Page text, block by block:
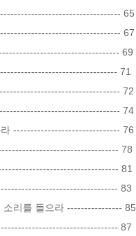
65
67
69
71
72
74
------------------------------- 76
78
81
83
소리를 들으라 ---------------- 85
---------------------------------- 87